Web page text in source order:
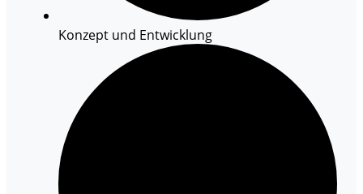
Konzept und Entwicklung